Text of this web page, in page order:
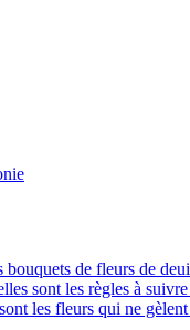
de fleurs de
sont les règles à
les fleurs qui ne gèlent